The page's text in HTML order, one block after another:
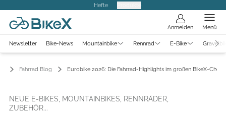
Hefte
Anmelden Menü
Newsletter Bike-News Mountainbike Rennrad E-Bike
Fahrrad Blog Eurobike 2026: Die Fahrrad-Highlights im großen BikeX-
NEUE E-BIKES, MOUNTAINBIKES, RENNRÄDER,
ZUBEHÖR...